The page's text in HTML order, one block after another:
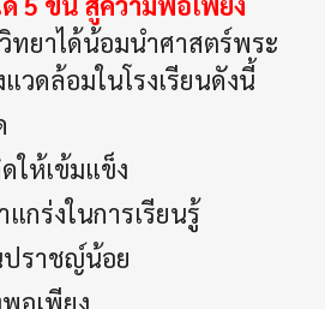
วิทยาได้น้อมนำศาสตร์พระ
วดล้อมในโรงเรียนดังนี้
ให้เข้มแข็ง
กร่งในการเรียนรู้
ปราชญ์น้อย